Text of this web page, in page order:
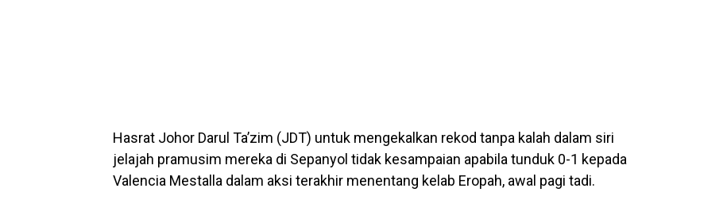
Hasrat Johor Darul Ta’zim (JDT) untuk mengekalkan rekod tanpa kalah dalam siri
jelajah pramusim mereka di Sepanyol tidak kesampaian apabila tunduk 0-1 kepada
Valencia Mestalla dalam aksi terakhir menentang kelab Eropah, awal pagi tadi.